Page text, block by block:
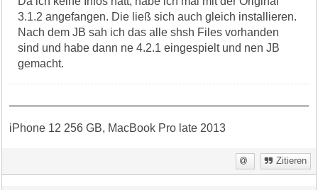
3.1.2 angefangen. Die ließ sich auch gleich installieren.
Nach dem JB sah ich das alle shsh Files vorhanden
sind und habe dann ne 4.2.1 eingespielt und nen JB
gemacht.
iPhone 12 256 GB, MacBook Pro late 2013
Zitieren